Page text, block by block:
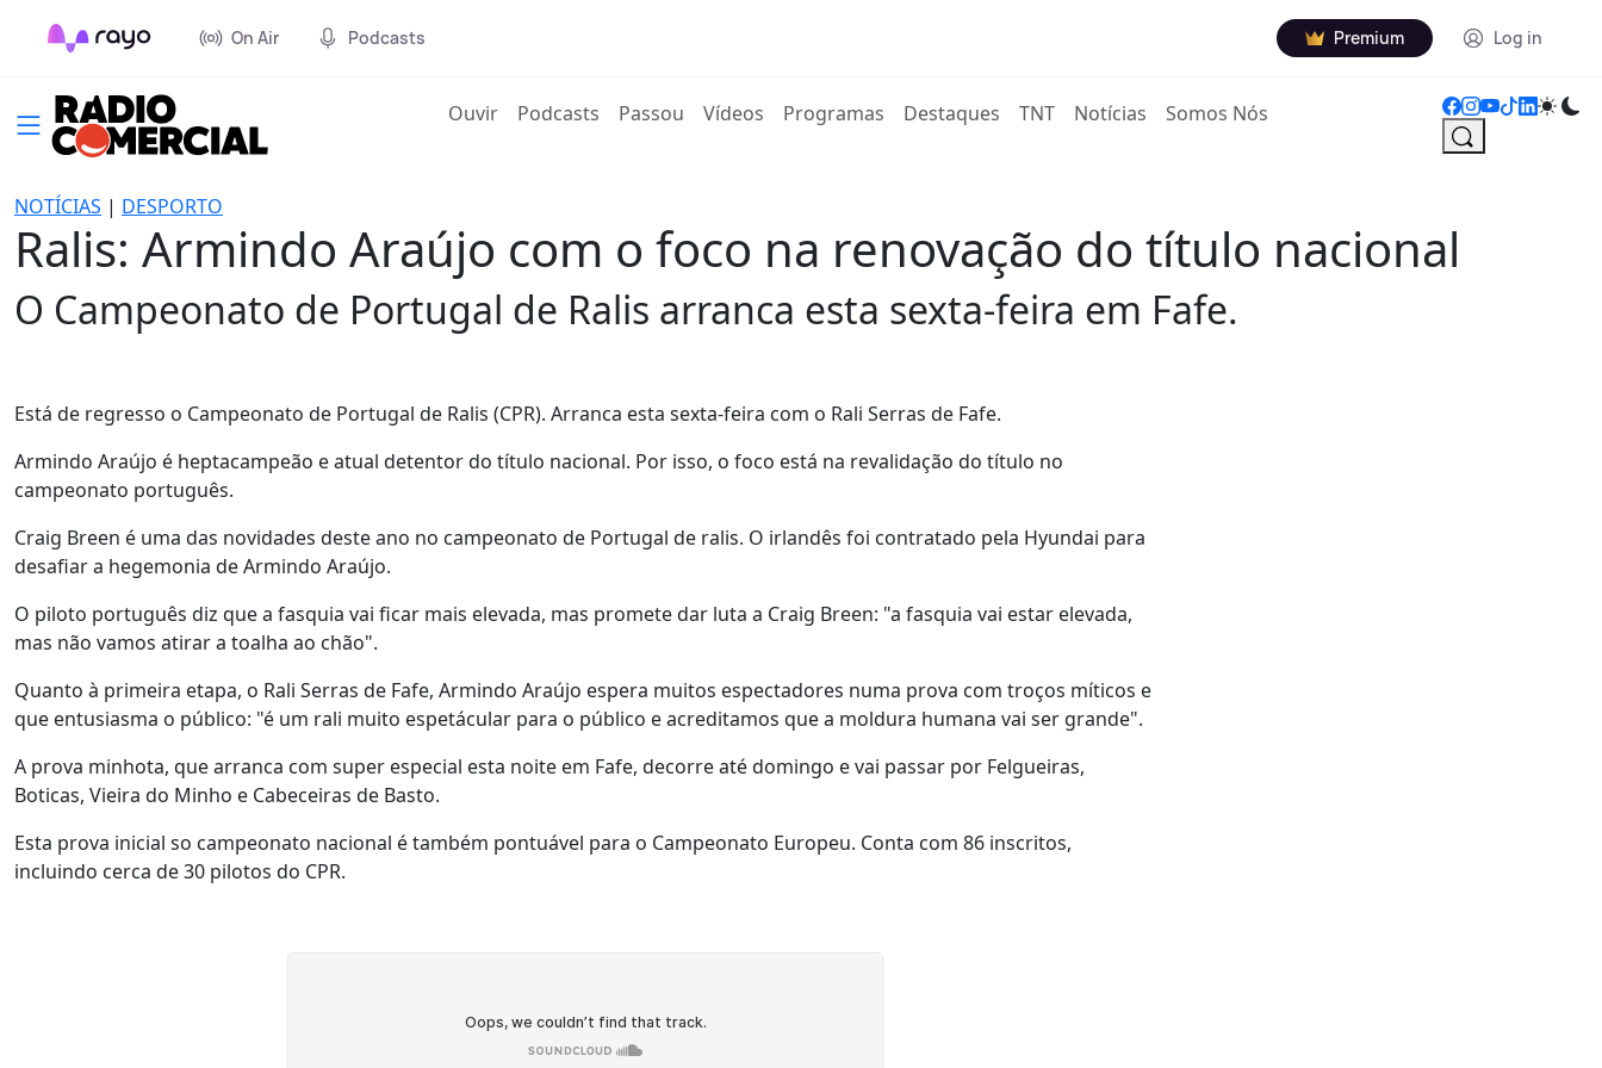
On Air Podcasts Premium Log in
Ouvir(current)
Podcasts Passou Vídeos Programas Destaques TNT Notícias Somos Nós
NOTÍCIAS | DESPORTO
Ralis: Armindo Araújo com o foco na renovação do título nacional
O Campeonato de Portugal de Ralis arranca esta sexta-feira em Fafe.
Está de regresso o Campeonato de Portugal de Ralis (CPR). Arranca esta sexta-feira com o Rali Serras de Fafe.
Armindo Araújo é heptacampeão e atual detentor do título nacional. Por isso, o foco está na revalidação do título no
campeonato português.
Craig Breen é uma das novidades deste ano no campeonato de Portugal de ralis. O irlandês foi contratado pela Hyundai para
desafiar a hegemonia de Armindo Araújo.
O piloto português diz que a fasquia vai ficar mais elevada, mas promete dar luta a Craig Breen: "a fasquia vai estar elevada,
mas não vamos atirar a toalha ao chão".
Quanto à primeira etapa, o Rali Serras de Fafe, Armindo Araújo espera muitos espectadores numa prova com troços míticos e
que entusiasma o público: "é um rali muito espetácular para o público e acreditamos que a moldura humana vai ser grande".
A prova minhota, que arranca com super especial esta noite em Fafe, decorre até domingo e vai passar por Felgueiras,
Boticas, Vieira do Minho e Cabeceiras de Basto.
Esta prova inicial so campeonato nacional é também pontuável para o Campeonato Europeu. Conta com 86 inscritos,
incluindo cerca de 30 pilotos do CPR.